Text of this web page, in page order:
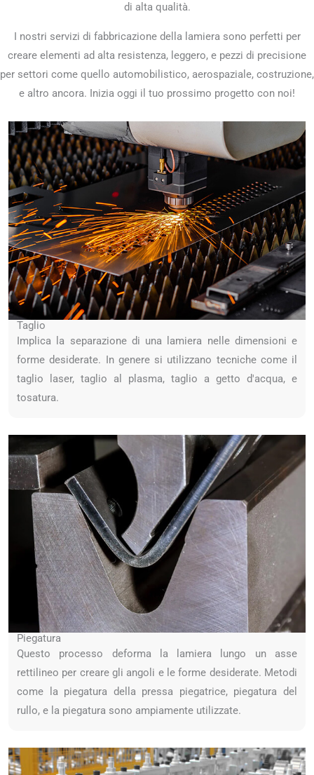
di alta qualità.
I nostri servizi di fabbricazione della lamiera sono perfetti per
creare elementi ad alta resistenza, leggero, e pezzi di precisione
per settori come quello automobilistico, aerospaziale, costruzione,
e altro ancora. Inizia oggi il tuo prossimo progetto con noi!
Taglio
Implica la separazione di una lamiera nelle dimensioni e
forme desiderate. In genere si utilizzano tecniche come il
taglio laser, taglio al plasma, taglio a getto d'acqua, e
tosatura.
Piegatura
Questo processo deforma la lamiera lungo un asse
rettilineo per creare gli angoli e le forme desiderate. Metodi
come la piegatura della pressa piegatrice, piegatura del
rullo, e la piegatura sono ampiamente utilizzate.